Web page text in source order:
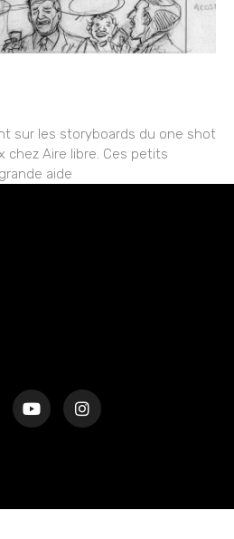
sur les storyboards du one shot
chez Aire libre. Ces petits
aide